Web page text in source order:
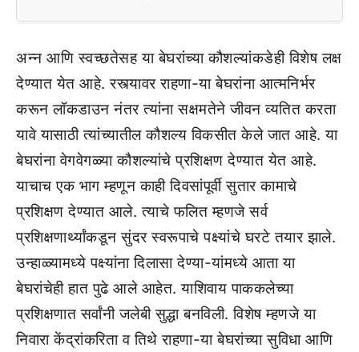
अन्न आणि स्वच्छतेसह या बेघरांच्या कौशल्यांकडेही विशेष लक्ष
देण्यात येत आहे. रस्त्यावर राहणा-या बेघरांना आत्मनिर्भर
करून लॉकडाउन नंतर त्यांना सक्षमतेने जीवन व्यतित करता
यावे यासाठी त्यांच्यातील कौशल्य विकसीत केले जात आहे. या
बेघरांना वेगवेगळ्या कौशल्यांचे प्रशिक्षण देण्यात येत आहे.
याचाच एक भाग म्हणून काही दिवसांपूर्वी सुतार कामाचे
प्रशिक्षण देण्यात आले. त्याचे फलित म्हणजे सर्व
प्रशिक्षणार्थ्यांकडून सुंदर स्वरूपाचे पक्ष्यांचे घरटे तयार झाले.
उन्हाळ्यामध्ये पक्ष्यांना दिलासा देण्या-यांमध्ये आता या
बेघरांचेही हात पुढे आले आहेत. याशिवाय पाककलेच्या
प्रशिक्षणात सर्वांनी जलेबी सुद्धा बनविली. विशेष म्हणजे या
निवारा केंद्रांकरिता व तिथे राहणा-या बेघरांच्या सुविधा आणि